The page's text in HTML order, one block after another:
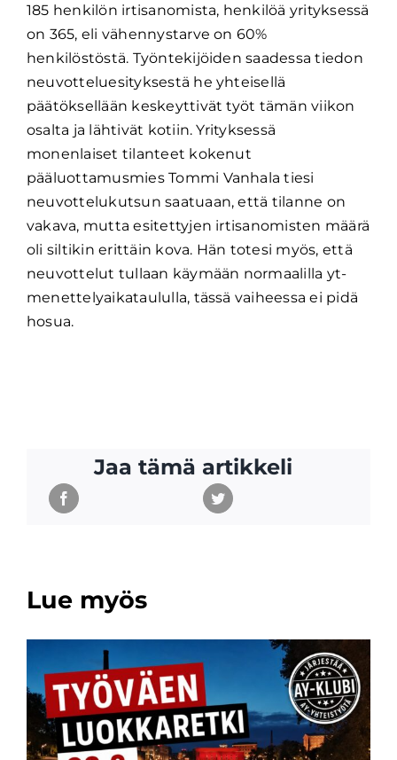
185 henkilön irtisanomista, henkilöä yrityksessä
on 365, eli vähennystarve on 60%
henkilöstöstä. Työntekijöiden saadessa tiedon
neuvotteluesityksestä he yhteisellä
päätöksellään keskeyttivät työt tämän viikon
osalta ja lähtivät kotiin. Yrityksessä
monenlaiset tilanteet kokenut
pääluottamusmies Tommi Vanhala tiesi
neuvottelukutsun saatuaan, että tilanne on
vakava, mutta esitettyjen irtisanomisten määrä
oli siltikin erittäin kova. Hän totesi myös, että
neuvottelut tullaan käymään normaalilla yt-
menettelyaikataululla, tässä vaiheessa ei pidä
hosua.
Jaa tämä artikkeli
Lue myös